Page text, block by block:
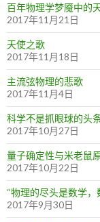
百年物理学梦魇中的
2017年11月21日
天使之歌
2017年11月18日
主流弦物理的悲歌
2017年11月4日
科学不是抓眼球的头
2017年10月27日
量子确定性与米老鼠
2017年10月22日
“物理的尽头是数学，
2017年9月30日